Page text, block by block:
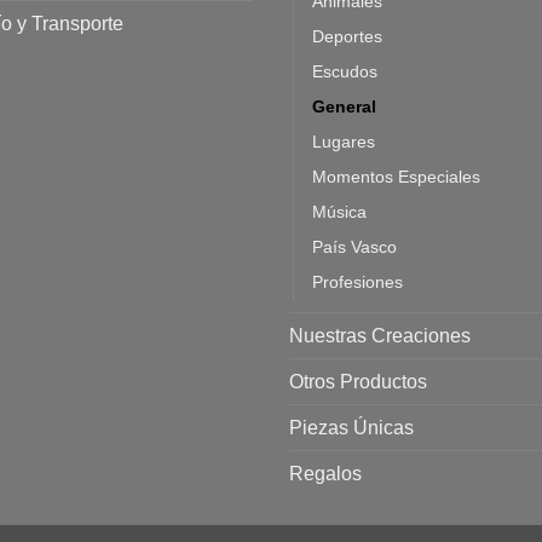
y Transporte
Deportes
Escudos
General
Lugares
Momentos Especiales
Música
País Vasco
Profesiones
Nuestras Creaciones
Otros Productos
Piezas Únicas
Regalos